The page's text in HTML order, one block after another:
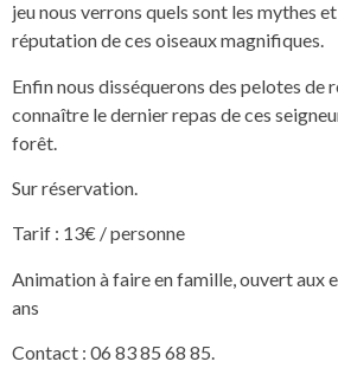
jeu nous verrons quels sont les mythes
réputation de ces oiseaux magnifiques.
Enfin nous disséquerons des pelotes de
connaître le dernier repas de ces
forêt.
Sur réservation.
Tarif : 13€ / personne
Animation à faire en famille, ouvert aux
ans
Contact : 06 83 85 68 85.